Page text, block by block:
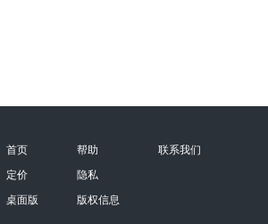
首页
定价
桌面版
帮助
隐私
版权信息
联系我们